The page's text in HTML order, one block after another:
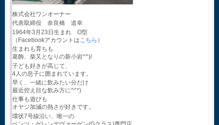
株式会社ワンオーナー
代表取締役 奈良橋 道幸
1964年3月23日生まれ O型
（Facebookアカウントはこちら ）
生まれも育ちも
葛飾、柴又となりの新小岩^^)/
子ども好きが高じて、
4人の息子に囲まれています。
早く、一緒に飲みたい分だけ
最近控え目な飲み方に^^*)
仕事も遊びも
オヤジ加減の熱さが好きです。
環状7号線沿い、唯一の